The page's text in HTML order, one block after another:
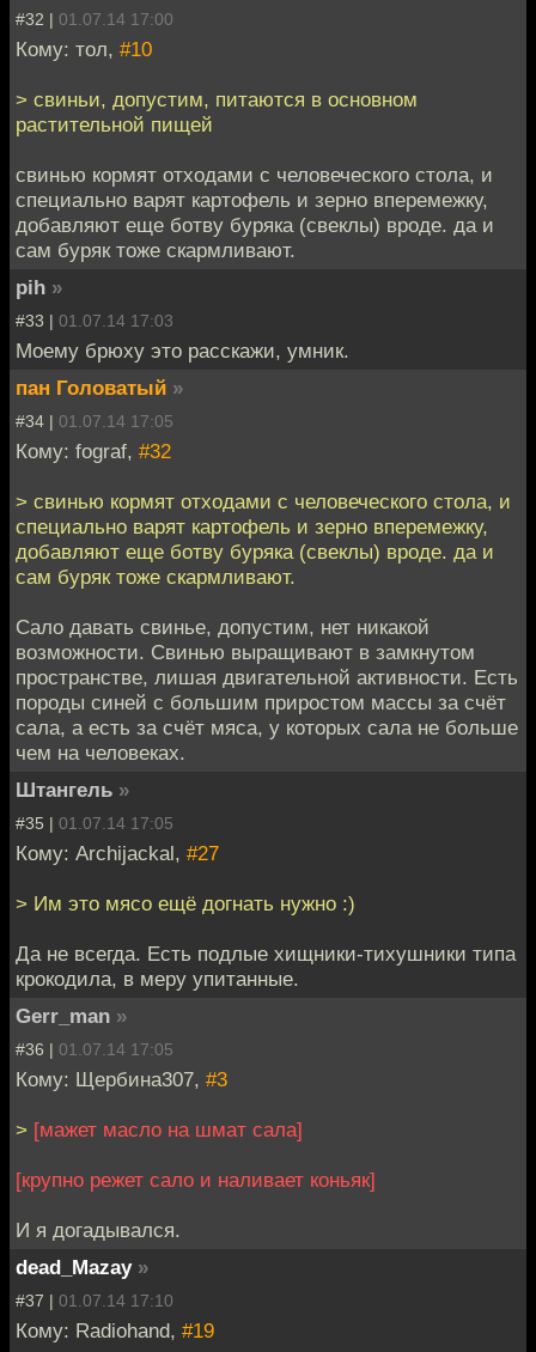
#32 | 01.07.14 17:00
Кому: тол, #10
> свиньи, допустим, питаются в основном
растительной пищей
свинью кормят отходами с человеческого стола, и
специально варят картофель и зерно вперемежку,
добавляют еще ботву буряка (свеклы) вроде. да и
сам буряк тоже скармливают.
pih »
#33 | 01.07.14 17:03
Моему брюху это расскажи, умник.
пан Головатый »
#34 | 01.07.14 17:05
Кому: fograf, #32
> свинью кормят отходами с человеческого стола, и
специально варят картофель и зерно вперемежку,
добавляют еще ботву буряка (свеклы) вроде. да и
сам буряк тоже скармливают.
Сало давать свинье, допустим, нет никакой
возможности. Свинью выращивают в замкнутом
пространстве, лишая двигательной активности. Есть
породы синей с большим приростом массы за счёт
сала, а есть за счёт мяса, у которых сала не больше
чем на человеках.
Штангель »
#35 | 01.07.14 17:05
Кому: Archijackal, #27
> Им это мясо ещё догнать нужно :)
Да не всегда. Есть подлые хищники-тихушники типа
крокодила, в меру упитанные.
Gerr_man »
#36 | 01.07.14 17:05
Кому: Щербина307, #3
> [мажет масло на шмат сала]
[крупно режет сало и наливает коньяк]
И я догадывался.
dead_Mazay »
#37 | 01.07.14 17:10
Кому: Radiohand, #19